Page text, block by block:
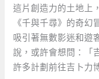
這片創造力的土地上
《千與千尋》的奇
吸引著無數影迷和遊
說，或許會想問：「
許多計劃前往吉卜力